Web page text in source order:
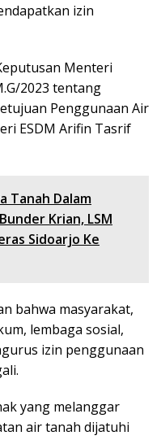
izin
Menteri
2023 tentang
Penggunaan Air
ESDM Arifin Tasrif
Tanah Dalam
Krian, LSM
Sidoarjo Ke
bahwa masyarakat,
lembaga sosial,
izin penggunaan
yang melanggar
air tanah dijatuhi